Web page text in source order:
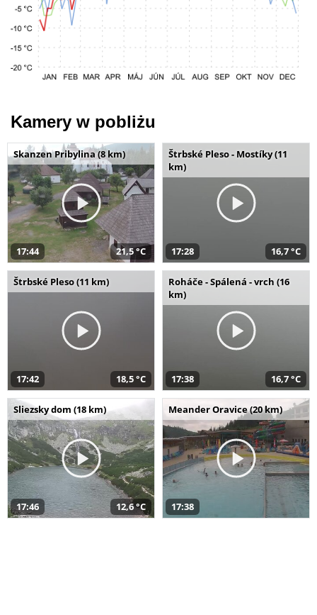
Kamery w pobliżu
Skanzen Pribylina (8 km)
17:44 21,5 °C
Štrbské Pleso - Mostíky (11
km)
17:28 16,7 °C
Štrbské Pleso (11 km)
17:42 18,5 °C
Roháče - Spálená - vrch (16
km)
17:38 16,7 °C
Sliezsky dom (18 km)
17:46 12,6 °C
Meander Oravice (20 km)
17:38